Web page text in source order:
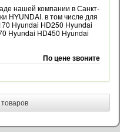
нашей компании в Санкт-
HYUNDAI. в том числе для
Hyundai HD250 Hyundai
Hyundai HD450 Hyundai
По цене звоните